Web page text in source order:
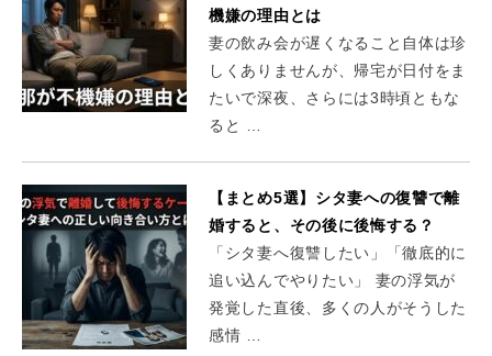
機嫌の理由とは
妻の飲み会が遅くなること自体は珍
しくありませんが、帰宅が日付をま
たいで深夜、さらには3時頃ともな
ると …
【まとめ5選】シタ妻への復讐で離
婚すると、その後に後悔する？
「シタ妻へ復讐したい」「徹底的に
追い込んでやりたい」 妻の浮気が
発覚した直後、多くの人がそうした
感情 …